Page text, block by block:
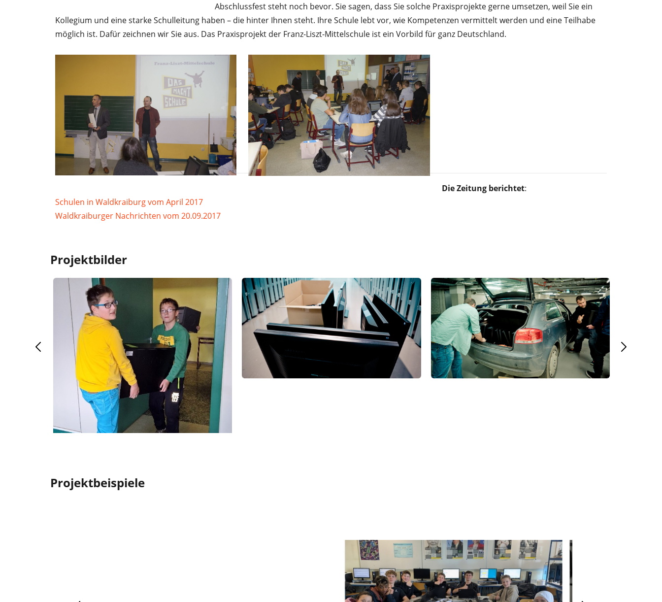
Abschlussfest steht noch bevor. Sie sagen, dass Sie solche Praxisprojekte gerne umsetzen, weil Sie ein
Kollegium und eine starke Schulleitung haben – die hinter Ihnen steht. Ihre Schule lebt vor, wie Kompetenzen vermittelt werden und eine Teilhabe
möglich ist. Dafür zeichnen wir Sie aus. Das Praxisprojekt der Franz-Liszt-Mittelschule ist ein Vorbild für ganz Deutschland.
Die Zeitung berichtet:
Schulen in Waldkraiburg vom April 2017
Waldkraiburger Nachrichten vom 20.09.2017
Projektbilder
Projektbeispiele